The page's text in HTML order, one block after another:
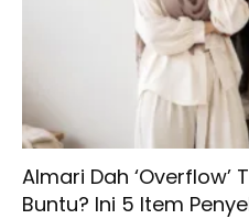
Almari Dah ‘Overflow’
Buntu? Ini 5 Item